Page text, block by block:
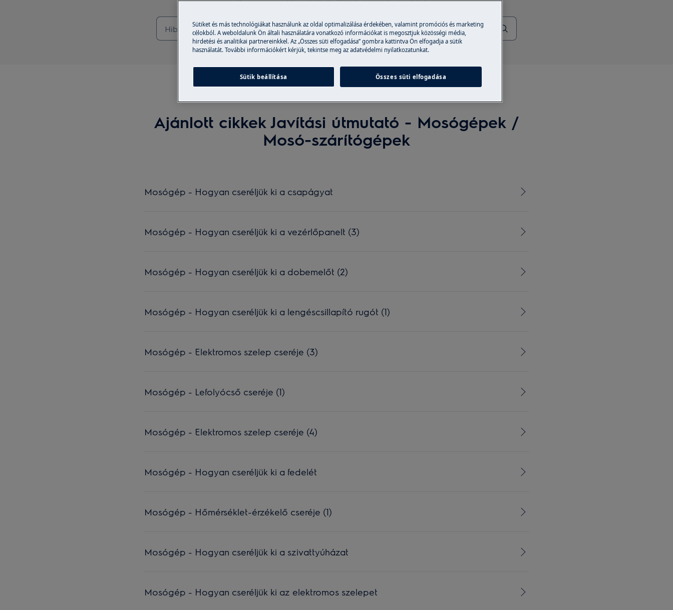
Ajánlott cikkek Javítási útmutató - Mosógépek /
Mosó-szárítógépek
Mosógép - Hogyan cseréljük ki a csapágyat
Mosógép - Hogyan cseréljük ki a vezérlőpanelt (3)
Mosógép - Hogyan cseréljük ki a dobemelőt (2)
Mosógép - Hogyan cseréljük ki a lengéscsillapító rugót (1)
Mosógép - Elektromos szelep cseréje (3)
Mosógép - Lefolyócső cseréje (1)
Mosógép - Elektromos szelep cseréje (4)
Mosógép - Hogyan cseréljük ki a fedelét
Mosógép - Hőmérséklet-érzékelő cseréje (1)
Mosógép - Hogyan cseréljük ki a szivattyúházat
Mosógép - Hogyan cseréljük ki az elektromos szelepet
Sütiket és más technológiákat használunk az oldal optimalizálása érdekében, valamint promóciós és marketing
célokból. A weboldalunk Ön általi használatára vonatkozó információkat is megosztjuk közösségi média,
hirdetési és analitikai partnereinkkel. Az „Összes süti elfogadása” gombra kattintva Ön elfogadja a sütik
használatát. További információkért kérjük, tekintse meg az adatvédelmi nyilatkozatunkat.
Sütik beállítása Összes süti elfogadása